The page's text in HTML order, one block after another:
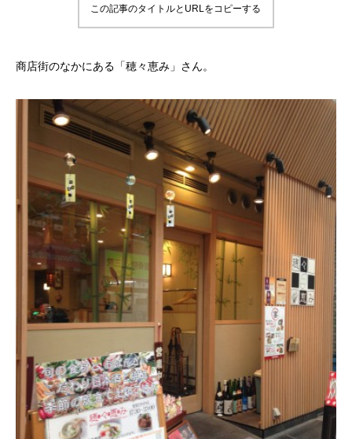
この記事のタイトルとURLをコピーする
商店街のなかにある「穂々恵み」さん。